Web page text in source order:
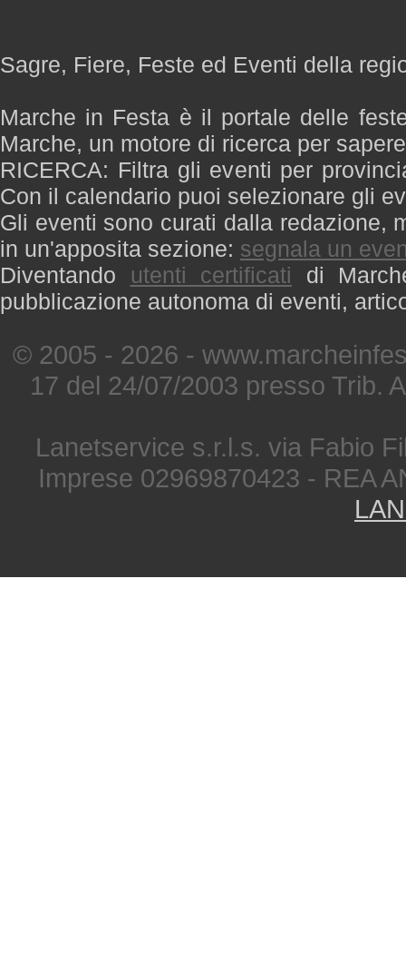
Sagre, Fiere, Feste ed Eventi della
Marche in Festa è il portale delle
Marche, un motore di ricerca per
RICERCA: Filtra gli eventi per
Con il calendario puoi selezionare gli
Gli eventi sono curati dalla redazione,
in un'apposita sezione: segnala un
Diventando utenti certificati di
pubblicazione autonoma di eventi,
© 2005 - 2026 -
17 del 24/07/2003 presso Trib.
Lanetservice s.r.l.s. via Fabio
Imprese 02969870423 - REA